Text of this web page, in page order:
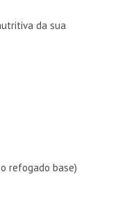
da sua
refogado base)